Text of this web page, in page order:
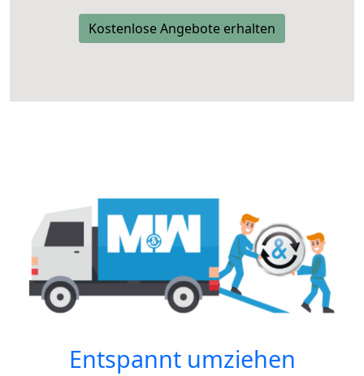
Kostenlose Angebote erhalten
Entspannt umziehen